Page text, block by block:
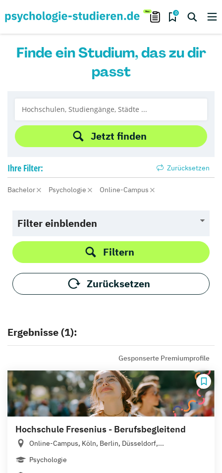
0
Finde ein Studium, das zu dir
passt
Jetzt finden
Ihre Filter: Zurücksetzen
Bachelor Psychologie Online-Campus
Filter einblenden
Filtern
Zurücksetzen
Ergebnisse (1):
Gesponserte Premiumprofile
Hochschule Fresenius - Berufsbegleitend
Online-Campus, Köln, Berlin, Düsseldorf,...
Psychologie